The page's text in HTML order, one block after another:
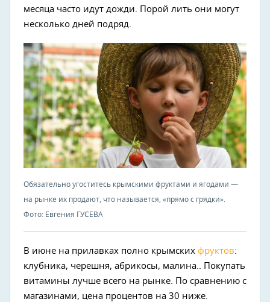
месяца часто идут дожди. Порой лить они могут
несколько дней подряд.
Обязательно угоститесь крымскими фруктами и ягодами —
на рынке их продают, что называется, «прямо с грядки».
Фото: Евгения ГУСЕВА
В июне на прилавках полно крымских фруктов:
клубника, черешня, абрикосы, малина.. Покупать
витамины лучше всего на рынке. По сравнению с
магазинами, цена процентов на 30 ниже.